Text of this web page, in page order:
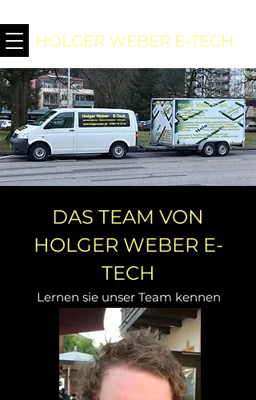
HOLGER WEBER E-TECH
DAS TEAM VON
HOLGER WEBER E-
TECH
Lernen sie unser Team kennen